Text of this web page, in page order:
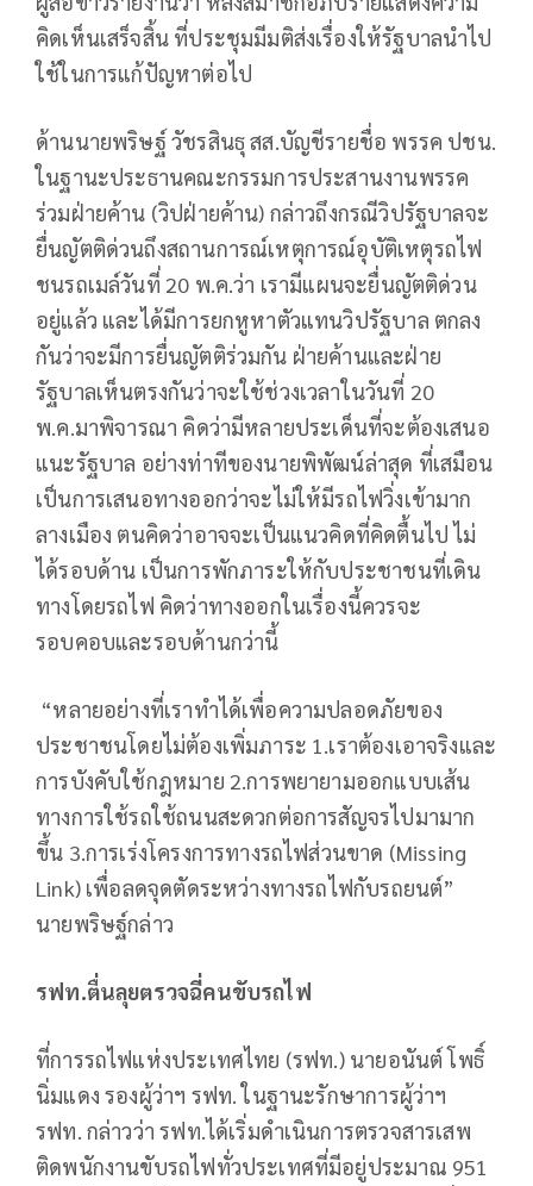
คิดเห็นเสร็จสิ้น ที่ประชุมมีมติส่งเรื่องให้รัฐบาลนำไป
ใช้ในการแก้ปัญหาต่อไป
ด้านนายพริษฐ์ วัชรสินธุ สส.บัญชีรายชื่อ พรรค ปชน.
ในฐานะประธานคณะกรรมการประสานงานพรรค
ร่วมฝ่ายค้าน (วิปฝ่ายค้าน) กล่าวถึงกรณีวิปรัฐบาลจะ
ยื่นญัตติด่วนถึงสถานการณ์เหตุการณ์อุบัติเหตุรถไฟ
ชนรถเมล์วันที่ 20 พ.ค.ว่า เรามีแผนจะยื่นญัตติด่วน
อยู่แล้ว และได้มีการยกหูหาตัวแทนวิปรัฐบาล ตกลง
กันว่าจะมีการยื่นญัตติร่วมกัน ฝ่ายค้านและฝ่าย
รัฐบาลเห็นตรงกันว่าจะใช้ช่วงเวลาในวันที่ 20
พ.ค.มาพิจารณา คิดว่ามีหลายประเด็นที่จะต้องเสนอ
แนะรัฐบาล อย่างท่าทีของนายพิพัฒน์ล่าสุด ที่เสมือน
เป็นการเสนอทางออกว่าจะไม่ให้มีรถไฟวิ่งเข้ามาก
ลางเมือง ตนคิดว่าอาจจะเป็นแนวคิดที่คิดตื้นไป ไม่
ได้รอบด้าน เป็นการพักภาระให้กับประชาชนที่เดิน
ทางโดยรถไฟ คิดว่าทางออกในเรื่องนี้ควรจะ
รอบคอบและรอบด้านกว่านี้
“หลายอย่างที่เราทำได้เพื่อความปลอดภัยของ
ประชาชนโดยไม่ต้องเพิ่มภาระ 1.เราต้องเอาจริงและ
การบังคับใช้กฎหมาย 2.การพยายามออกแบบเส้น
ทางการใช้รถใช้ถนนสะดวกต่อการสัญจรไปมามาก
ขึ้น 3.การเร่งโครงการทางรถไฟส่วนขาด (Missing
Link) เพื่อลดจุดตัดระหว่างทางรถไฟกับรถยนต์”
นายพริษฐ์กล่าว
รฟท.ตื่นลุยตรวจฉี่คนขับรถไฟ
ที่การรถไฟแห่งประเทศไทย (รฟท.) นายอนันต์ โพธิ์
นิ่มแดง รองผู้ว่าฯ รฟท. ในฐานะรักษาการผู้ว่าฯ
รฟท. กล่าวว่า รฟท.ได้เริ่มดำเนินการตรวจสารเสพ
ติดพนักงานขับรถไฟทั่วประเทศที่มีอยู่ประมาณ 951